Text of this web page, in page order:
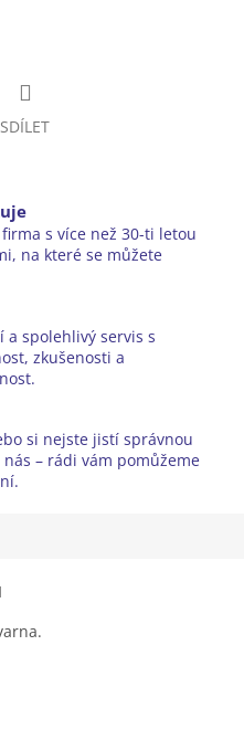
SDÍLET
s více než 30-ti letou
na které se můžete
a spolehlivý servis s
zkušenosti a
si nejste jistí správnou
– rádi vám pomůžeme